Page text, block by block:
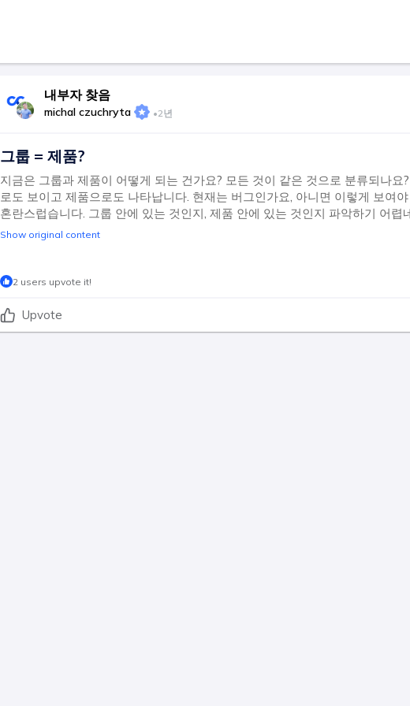
내부자 찾음
michal czuchryta •2년
그룹 = 제품?
지금은 그룹과 제품이 어떻게 되는 건가요? 모든 것이 같은 것으로 분류되나요
로도 보이고 제품으로도 나타납니다. 현재는 버그인가요, 아니면 이렇게 보여
혼란스럽습니다. 그룹 안에 있는 것인지, 제품 안에 있는 것인지 파악하기 어렵
Show original content
2 users upvote it!
Upvote